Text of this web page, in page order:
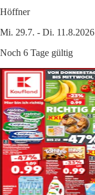
Höffner
Mi. 29.7. - Di. 11.8.2026
Noch 6 Tage gültig